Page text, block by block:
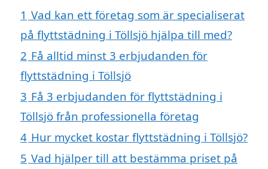
1 Vad kan ett företag som är specialiserat
på flyttstädning i Töllsjö hjälpa till med?
2 Få alltid minst 3 erbjudanden för
flyttstädning i Töllsjö
3 Få 3 erbjudanden för flyttstädning i
Töllsjö från professionella företag
4 Hur mycket kostar flyttstädning i Töllsjö?
5 Vad hjälper till att bestämma priset på